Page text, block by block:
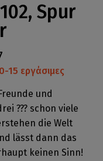
Spur
15 εργάσιμες
und
??? schon viele
die Welt
lässt dann das
keinen Sinn!